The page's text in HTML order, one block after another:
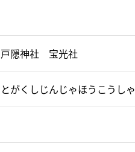
戸隠神社 宝光社
とがくしじんじゃほうこうしゃ